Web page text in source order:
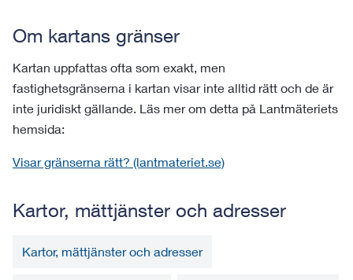
Om kartans gränser
Kartan uppfattas ofta som exakt, men
fastighetsgränserna i kartan visar inte alltid rätt och de är
inte juridiskt gällande. Läs mer om detta på Lantmäteriets
hemsida:
Visar gränserna rätt? (lantmateriet.se)
Kartor, mättjänster och adresser
Kartor, mättjänster och adresser